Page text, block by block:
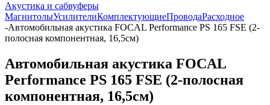
Акустика и сабвуферы
МагнитолыУсилителиКомплектующиеПроводаРасходное
-Автомобильная акустика FOCAL Performance PS 165 FSE (2-
полосная компонентная, 16,5см)
Автомобильная акустика FOCAL
Performance PS 165 FSE (2-полосная
компонентная, 16,5см)